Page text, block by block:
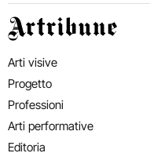
Artribune
Arti visive
Progetto
Professioni
Arti performative
Editoria